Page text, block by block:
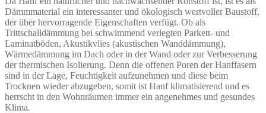
Dämmmaterial ein interessanter und ökologisch wertvoller Baustoff,
der über hervorragende Eigenschaften verfügt. Ob als
Trittschalldämmung bei schwimmend verlegten Parkett- und
Laminatböden, Akustikvlies (akustischen Wanddämmung),
Wärmedämmung im Dach oder in der Wand oder zur Verbesserung
der thermischen Isolierung. Denn die offenen Poren der Hanffasern
sind in der Lage, Feuchtigkeit aufzunehmen und diese beim
Trocknen wieder abzugeben, somit ist Hanf klimatisierend und es
herrscht in den Wohnräumen immer ein angenehmes und gesundes
Klima.